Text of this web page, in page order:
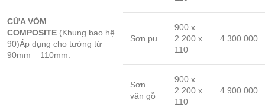
CỬA VÒM
COMPOSITE (Khung bao hệ
90)Áp dụng cho tường từ
90mm – 110mm.
Sơn pu
900 x
2.200 x
110
4.300.000
Sơn
vân gỗ
900 x
2.200 x
110
4.900.000